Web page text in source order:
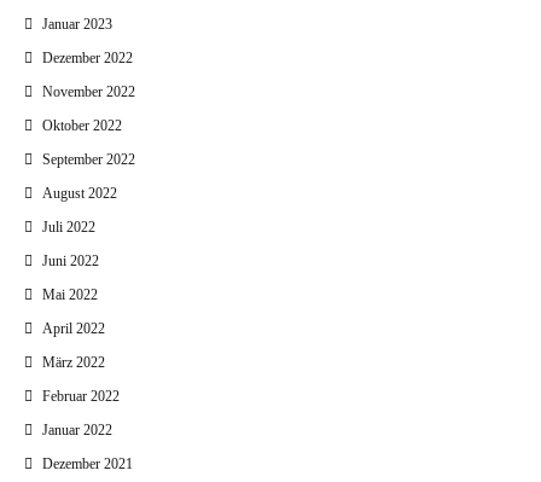
Januar 2023
Dezember 2022
November 2022
Oktober 2022
September 2022
August 2022
Juli 2022
Juni 2022
Mai 2022
April 2022
März 2022
Februar 2022
Januar 2022
Dezember 2021